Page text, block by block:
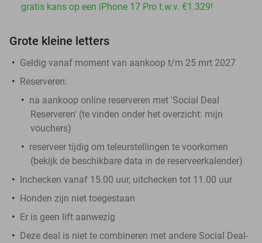
gratis kans op een iPhone 17 Pro t.w.v. €1.329!
Grote kleine letters
Geldig vanaf moment van aankoop t/m 25 mrt 2027
Reserveren:
na aankoop online reserveren met 'Social Deal
Reserveren' (te vinden onder het overzicht: mijn
vouchers)
reserveer tijdig om teleurstellingen te voorkomen
(bekijk de beschikbare data in de reserveerkalender)
Inchecken vanaf 15.00 uur, uitchecken tot 11.00 uur
Honden zijn niet toegestaan
Er is geen lift aanwezig
Deze deal is niet te combineren met andere Social Deal-